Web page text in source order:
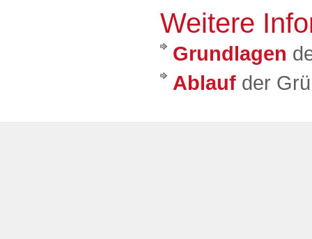
Weitere
Grundlagen
Ablauf der